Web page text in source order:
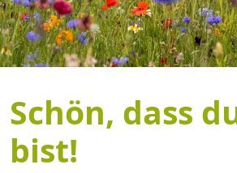
Schön, dass
bist!